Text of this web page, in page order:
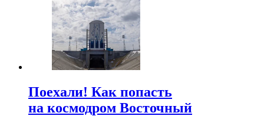
Поехали! Как попасть
на космодром Восточный